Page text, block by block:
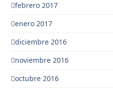
febrero 2017
enero 2017
diciembre 2016
noviembre 2016
octubre 2016